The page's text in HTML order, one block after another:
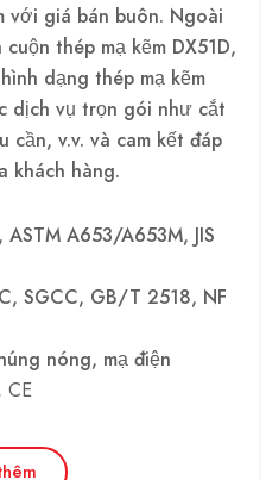
với giá bán buôn. Ngoài
thép mạ kẽm DX51D,
dạng thép mạ kẽm
dịch vụ trọn gói như cắt
cần, v.v. và cam kết đáp
khách hàng.
A653/A653M, JIS
SGCC, GB/T 2518, NF
nóng, mạ điện
CE